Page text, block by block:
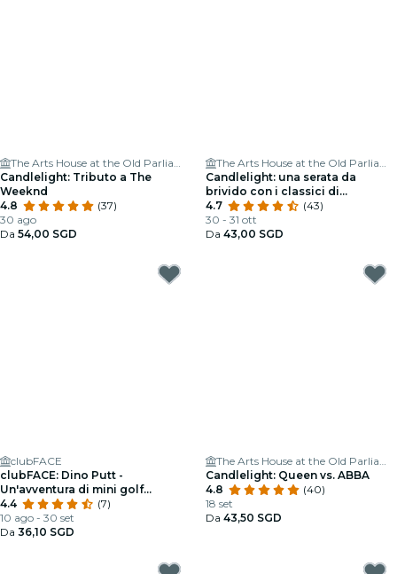
The Arts House at the Old Parliament
Candlelight: Tributo a The
Weeknd
4.8
(37)
30 ago
Da 54,00 SGD
The Arts House at the Old Parliament
Candlelight: una serata da
brivido con i classici di
Halloween
4.7
(43)
30 - 31 ott
Da 43,00 SGD
clubFACE
clubFACE: Dino Putt -
Un'avventura di mini golf
giurassica
4.4
(7)
10 ago - 30 set
Da 36,10 SGD
The Arts House at the Old Parliament
Candlelight: Queen vs. ABBA
4.8
(40)
18 set
Da 43,50 SGD